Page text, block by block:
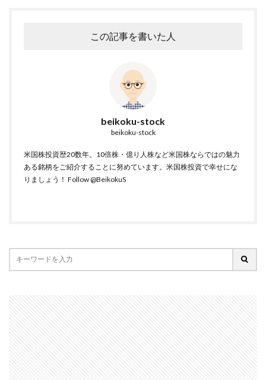
この記事を書いた人
beikoku-stock
beikoku-stock
米国株投資歴20数年。10倍株・億り人株など米国株ならではの魅力
ある銘柄をご紹介することに努めています。米国株投資で幸せにな
りましょう！ Follow @BeikokuS